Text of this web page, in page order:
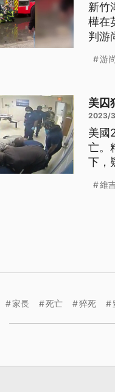
新竹
樺在
判游
游
美囚
2023/
美國
亡。
下，
維
家長 死亡 猝死